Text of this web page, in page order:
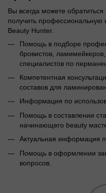
Вы всегда можете
получить профессиональную
Beauty Hunter.
Помощь в подборе
бровистов,
специалистов по
Компетентная
составов для
Информация по
Помощь в составлении
начинающего beauty
Актуальная информация
Помощь в оформлении
вопросов.